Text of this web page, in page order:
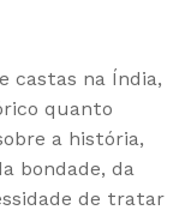
castas na Índia,
quanto
a história,
bondade, da
de tratar